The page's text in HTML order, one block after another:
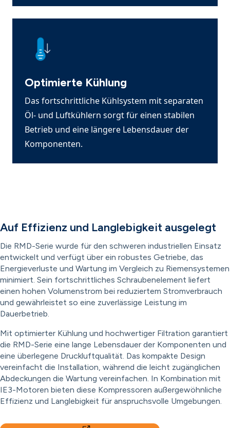
Optimierte Kühlung
Das fortschrittliche Kühlsystem mit separaten
Öl- und Luftkühlern sorgt für einen stabilen
Betrieb und eine längere Lebensdauer der
Komponenten.
Auf Effizienz und Langlebigkeit ausgelegt
Die RMD-Serie wurde für den schweren industriellen Einsatz
entwickelt und verfügt über ein robustes Getriebe, das
Energieverluste und Wartung im Vergleich zu Riemensystemen
minimiert. Sein fortschrittliches Schraubenelement liefert
einen hohen Volumenstrom bei reduziertem Stromverbrauch
und gewährleistet so eine zuverlässige Leistung im
Dauerbetrieb.
Mit optimierter Kühlung und hochwertiger Filtration garantiert
die RMD-Serie eine lange Lebensdauer der Komponenten und
eine überlegene Druckluftqualität. Das kompakte Design
vereinfacht die Installation, während die leicht zugänglichen
Abdeckungen die Wartung vereinfachen. In Kombination mit
IE3-Motoren bieten diese Kompressoren außergewöhnliche
Effizienz und Langlebigkeit für anspruchsvolle Umgebungen.